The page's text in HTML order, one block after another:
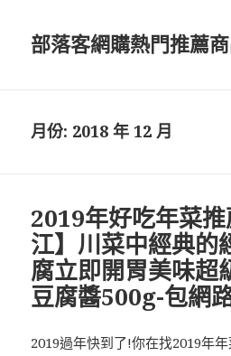
部落客網購熱門推薦
月份: 2018 年 12 月
2019年好吃年菜
江】川菜中經典的
腐立即開胃美味超
豆腐醬500g-包網
2019過年快到了!你在找2019年